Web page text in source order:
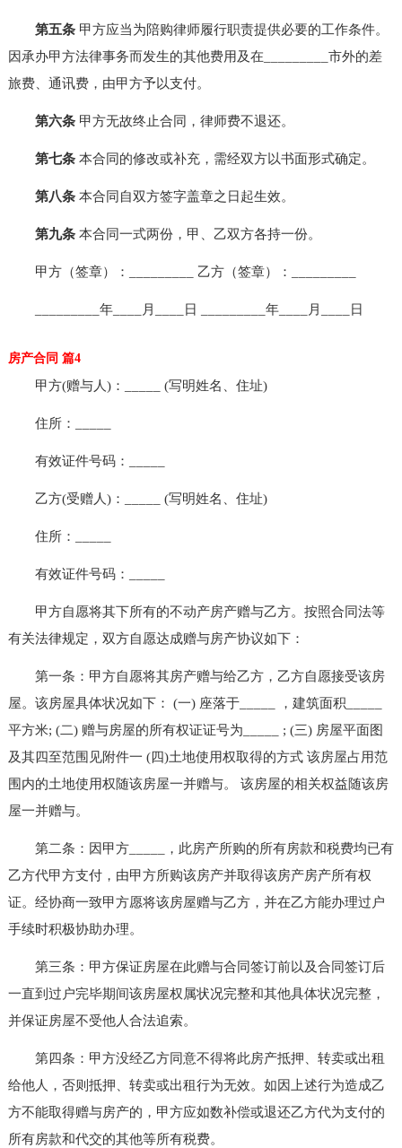
第五条甲方应当为陪购律师履行职责提供必要的工作条件。
因承办甲方法律事务而发生的其他费用及在_________市外的差
旅费、通讯费，由甲方予以支付。
第六条甲方无故终止合同，律师费不退还。
第七条本合同的修改或补充，需经双方以书面形式确定。
第八条本合同自双方签字盖章之日起生效。
第九条本合同一式两份，甲、乙双方各持一份。
甲方（签章）：_________ 乙方（签章）：_________
_________年____月____日 _________年____月____日
房产合同 篇4
甲方(赠与人)：_____ (写明姓名、住址)
住所：_____
有效证件号码：_____
乙方(受赠人)：_____ (写明姓名、住址)
住所：_____
有效证件号码：_____
甲方自愿将其下所有的不动产房产赠与乙方。按照合同法等
有关法律规定，双方自愿达成赠与房产协议如下：
第一条：甲方自愿将其房产赠与给乙方，乙方自愿接受该房
屋。该房屋具体状况如下： (一) 座落于_____ ，建筑面积_____
平方米; (二) 赠与房屋的所有权证证号为_____ ; (三) 房屋平面图
及其四至范围见附件一 (四)土地使用权取得的方式 该房屋占用范
围内的土地使用权随该房屋一并赠与。 该房屋的相关权益随该房
屋一并赠与。
第二条：因甲方_____，此房产所购的所有房款和税费均已有
乙方代甲方支付，由甲方所购该房产并取得该房产房产所有权
证。经协商一致甲方愿将该房屋赠与乙方，并在乙方能办理过户
手续时积极协助办理。
第三条：甲方保证房屋在此赠与合同签订前以及合同签订后
一直到过户完毕期间该房屋权属状况完整和其他具体状况完整，
并保证房屋不受他人合法追索。
第四条：甲方没经乙方同意不得将此房产抵押、转卖或出租
给他人，否则抵押、转卖或出租行为无效。如因上述行为造成乙
方不能取得赠与房产的，甲方应如数补偿或退还乙方代为支付的
所有房款和代交的其他等所有税费。